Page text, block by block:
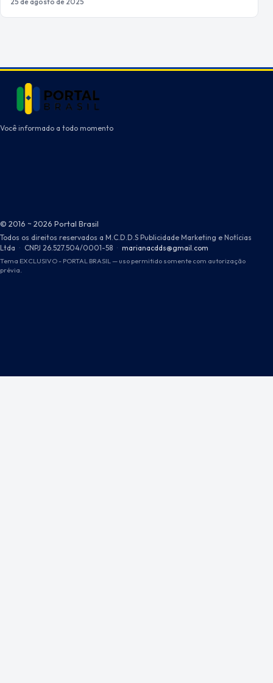
Você informado a todo momento
© 2016 ~ 2026 Portal Brasil
Todos os direitos reservados a M.C.D.D.S Publicidade Marketing e Notícias
Ltda · CNPJ 26.527.504/0001-58 · marianacdds@gmail.com
Tema EXCLUSIVO - PORTAL BRASIL — uso permitido somente com autorização
prévia.